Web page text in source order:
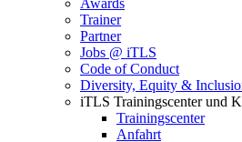
Awards
Trainer
Partner
Jobs @ iTLS
Code of Conduct
Diversity, Equity &
iTLS Trainingscenter und
Trainingscenter
Anfahrt